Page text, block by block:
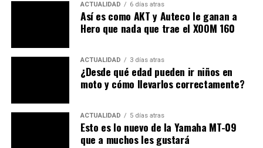
¿Qué más esperar del Festival de
Verano?
Esta edición del festival apuesta por una programación
que conecte con las nuevas generaciones. Además
oportunidades para que los ciudadanos vivan la ciudad
de forma activa, gratuita y segura. En ese contexto, el
evento de motos en El Tunalrepresenta una
ACTUALIDAD 6 días atras
Así es como AKT y Auteco le ganan a
Hero que nada que trae el XOOM 160
ACTUALIDAD 3 días atras
¿Desde qué edad pueden ir niños en
moto y cómo llevarlos correctamente?
ACTUALIDAD 5 días atras
Esto es lo nuevo de la Yamaha MT-09
que a muchos les gustará